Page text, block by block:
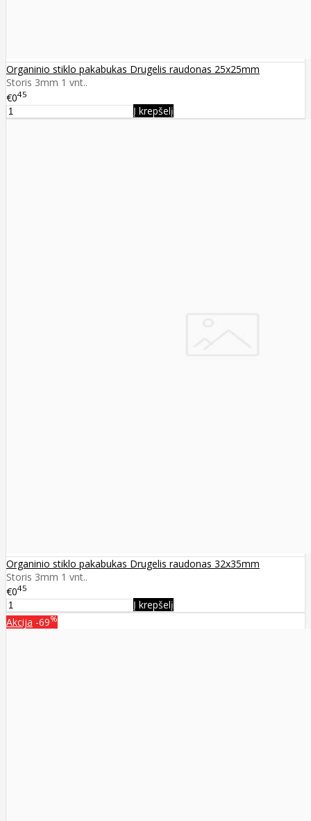
Organinio stiklo pakabukas Drugelis raudonas 25x25mm
Storis 3mm 1 vnt..
€045
Į krepšelį
Organinio stiklo pakabukas Drugelis raudonas 32x35mm
Storis 3mm 1 vnt..
€045
Į krepšelį
Akcija -69%